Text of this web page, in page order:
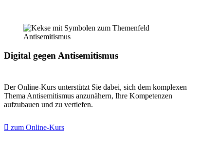
Digital gegen Antisemitismus
Der Online-Kurs unterstützt Sie dabei, sich dem komplexen
Thema Antisemitismus anzunähern, Ihre Kompetenzen
aufzubauen und zu vertiefen.
zum Online-Kurs